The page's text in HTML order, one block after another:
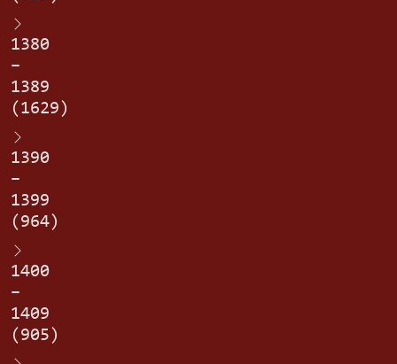
1380
–
1389
(1629)
1390
–
1399
(964)
1400
–
1409
(905)